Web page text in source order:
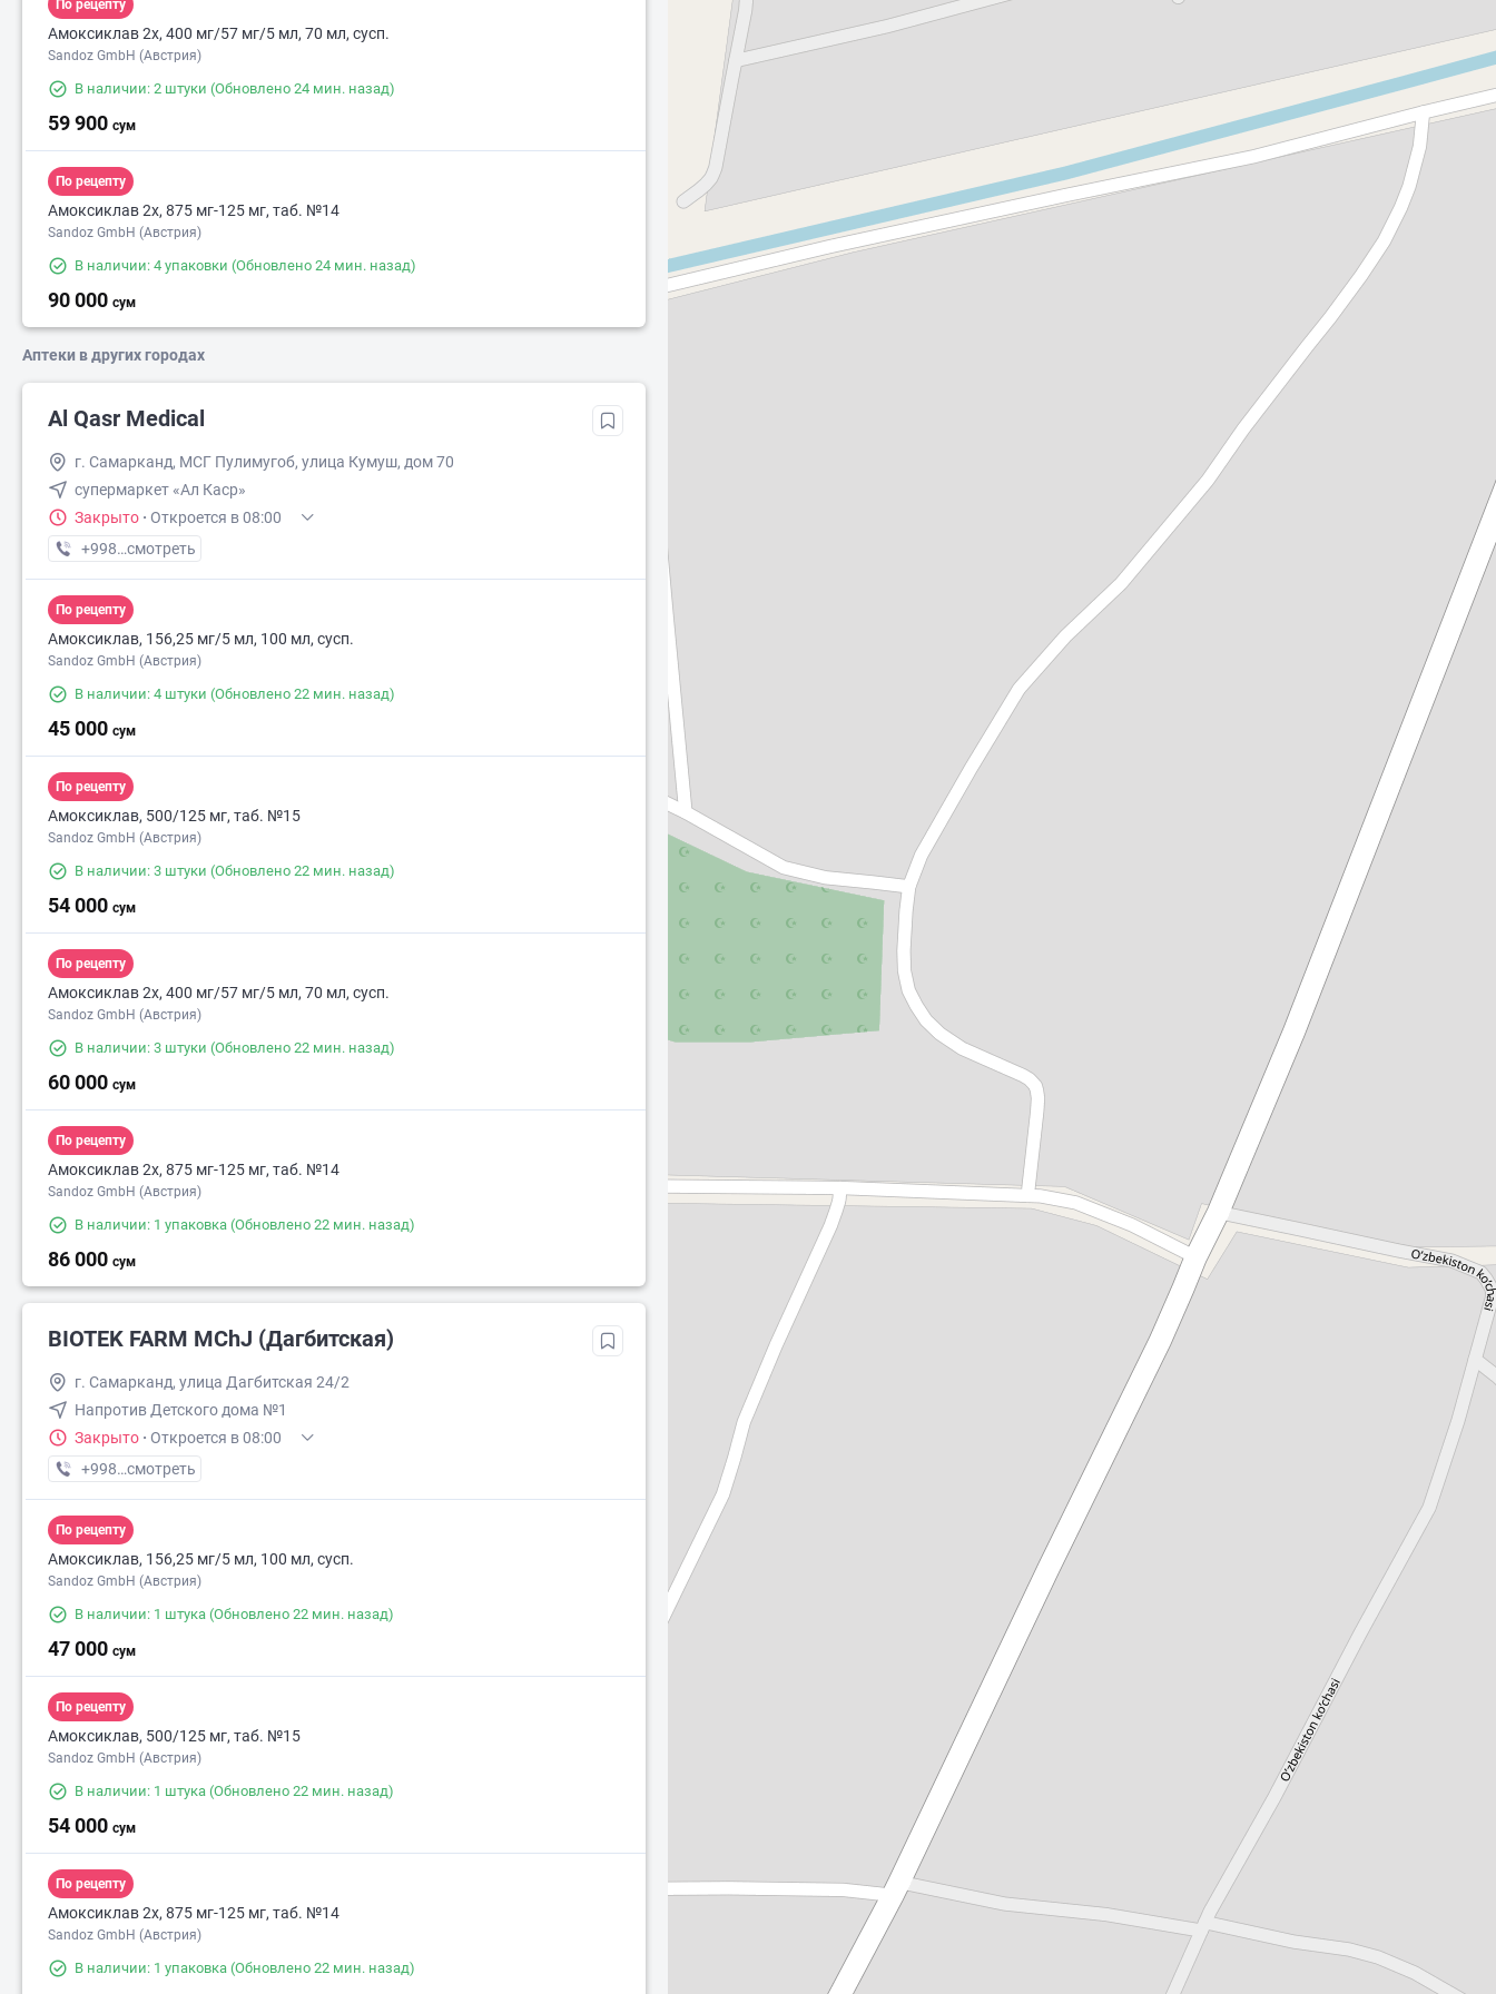
По рецепту
Амоксиклав 2х, 400 мг/57 мг/5 мл, 70 мл, сусп.
Sandoz GmbH (Австрия)
В наличии: 2 штуки (Обновлено 24 мин. назад)
59 900 сум
По рецепту
Амоксиклав 2х, 875 мг-125 мг, таб. №14
Sandoz GmbH (Австрия)
В наличии: 4 упаковки (Обновлено 24 мин. назад)
90 000 сум
Аптеки в других городах
Al Qasr Medical
г. Самарканд, МСГ Пулимугоб, улица Кумуш, дом 70
супермаркет «Ал Каср»
Закрыто · Откроется в 08:00
+998 (95) XXX-XX-XX
смотреть
По рецепту
Амоксиклав, 156,25 мг/5 мл, 100 мл, сусп.
Sandoz GmbH (Австрия)
В наличии: 4 штуки (Обновлено 22 мин. назад)
45 000 сум
По рецепту
Амоксиклав, 500/125 мг, таб. №15
Sandoz GmbH (Австрия)
В наличии: 3 штуки (Обновлено 22 мин. назад)
54 000 сум
По рецепту
Амоксиклав 2х, 400 мг/57 мг/5 мл, 70 мл, сусп.
Sandoz GmbH (Австрия)
В наличии: 3 штуки (Обновлено 22 мин. назад)
60 000 сум
По рецепту
Амоксиклав 2х, 875 мг-125 мг, таб. №14
Sandoz GmbH (Австрия)
В наличии: 1 упаковка (Обновлено 22 мин. назад)
86 000 сум
BIOTEK FARM MChJ (Дагбитская)
г. Самарканд, улица Дагбитская 24/2
Напротив Детского дома №1
Закрыто · Откроется в 08:00
+998 (90) XXX-XX-XX
смотреть
По рецепту
Амоксиклав, 156,25 мг/5 мл, 100 мл, сусп.
Sandoz GmbH (Австрия)
В наличии: 1 штука (Обновлено 22 мин. назад)
47 000 сум
По рецепту
Амоксиклав, 500/125 мг, таб. №15
Sandoz GmbH (Австрия)
В наличии: 1 штука (Обновлено 22 мин. назад)
54 000 сум
По рецепту
Амоксиклав 2х, 875 мг-125 мг, таб. №14
Sandoz GmbH (Австрия)
В наличии: 1 упаковка (Обновлено 22 мин. назад)